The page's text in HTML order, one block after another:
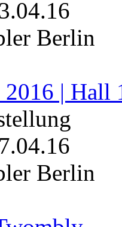
Berlin
| Hall
Berlin